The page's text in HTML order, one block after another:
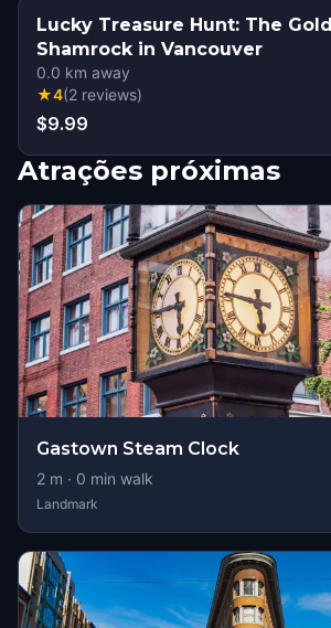
Lucky Treasure Hunt: The
Shamrock in Vancouver
0.0 km away
★4(2 reviews)
$9.99
Atrações próximas
Gastown Steam Clock
2 m · 0 min walk
Landmark